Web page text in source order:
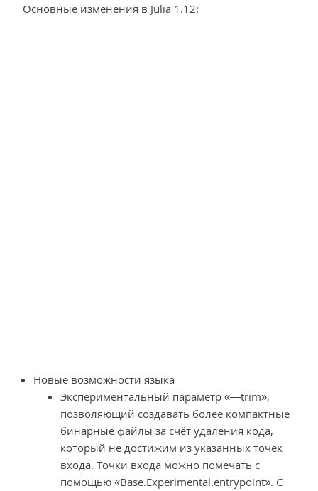
Основные изменения в Julia 1.12:
Новые возможности языка
Экспериментальный параметр «—trim»,
позволяющий создавать более компактные
бинарные файлы за счёт удаления кода,
который не достижим из указанных точек
входа. Точки входа можно помечать с
помощью «Base.Experimental.entrypoint». С